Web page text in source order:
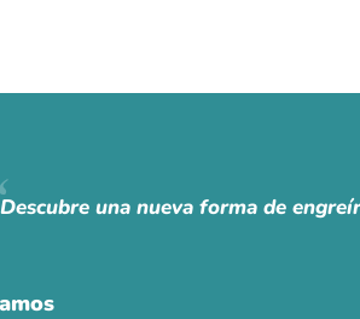
Descubre una nueva forma de engreír